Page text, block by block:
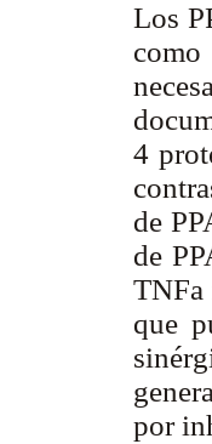
Los
4
de
de
TNFa
que
por